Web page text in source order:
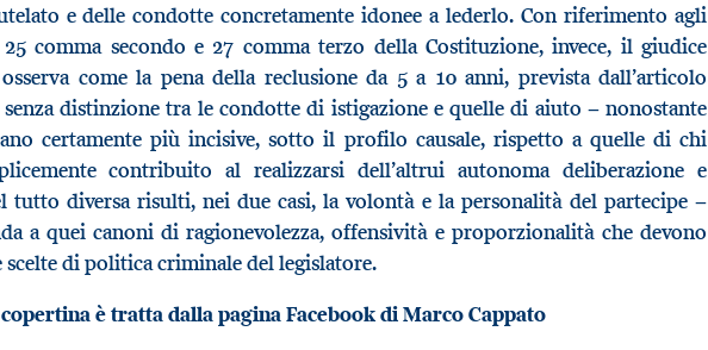
e delle condotte concretamente idonee a lederlo. Con riferimento agli
comma secondo e 27 comma terzo della Costituzione, invece, il giudice
come la pena della reclusione da 5 a 10 anni, prevista dall’articolo
distinzione tra le condotte di istigazione e quelle di aiuto − nonostante
certamente più incisive, sotto il profilo causale, rispetto a quelle di chi
contribuito al realizzarsi dell’altrui autonoma deliberazione e
tutto diversa risulti, nei due casi, la volontà e la personalità del partecipe −
a quei canoni di ragionevolezza, offensività e proporzionalità che devono
scelte di politica criminale del legislatore.
è tratta dalla pagina Facebook di Marco Cappato